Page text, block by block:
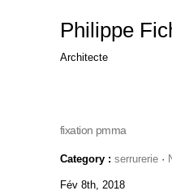
Philippe
Architecte
fixation pmma
Category : serrurerie ·
Fév 8th, 2018